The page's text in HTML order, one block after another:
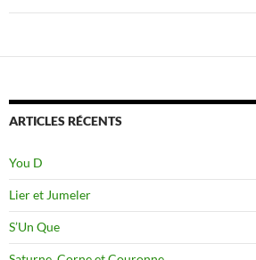
ARTICLES RÉCENTS
You D
Lier et Jumeler
S’Un Que